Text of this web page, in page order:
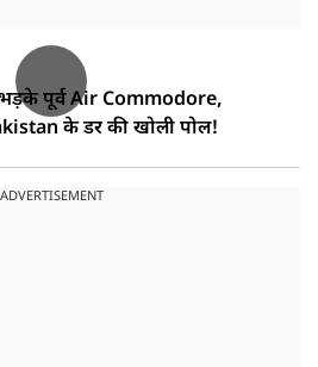
भड़के पूर्व Air Commodore,
के डर की खोली पोल!
ADVERTISEMENT